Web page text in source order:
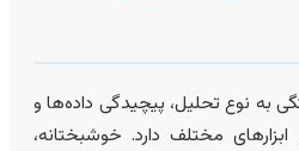
نوع تحلیل، پیچیدگی داده‌ها و
مختلف دارد. خوشبختانه،